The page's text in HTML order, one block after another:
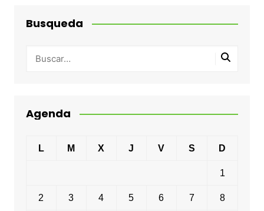
Busqueda
Agenda
L M X J V S D
1
2 3 4 5 6 7 8